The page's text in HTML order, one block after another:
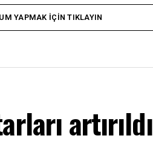
YAPMAK İÇIN TIKLAYIN
artırıldı